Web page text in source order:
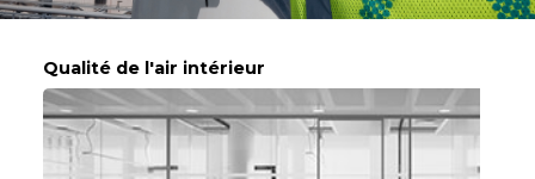
Qualité de l'air intérieur